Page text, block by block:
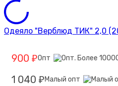
Одеяло "Верблюд ТИК" 2,0
900 ₽Опт
1 040 ₽ Малый опт